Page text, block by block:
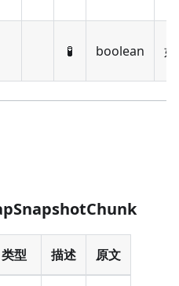
🧪 boolean
类型 描述 原文